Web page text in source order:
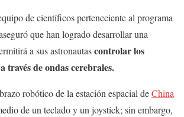
de científicos perteneciente al programa
que han logrado desarrollar una
a sus astronautascontrolar los
través de ondas cerebrales.
robótico de la estación espacial deChina
de un teclado y un joystick; sin embargo,